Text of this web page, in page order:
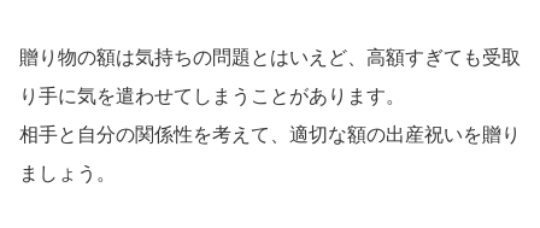
贈り物の額は気持ちの問題とはいえど、高額すぎても受取
り手に気を遣わせてしまうことがあります。
相手と自分の関係性を考えて、適切な額の出産祝いを贈り
ましょう。